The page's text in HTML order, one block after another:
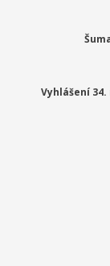
Vyhlášení